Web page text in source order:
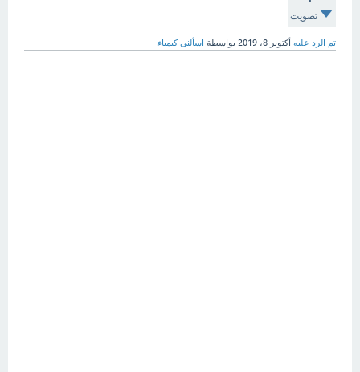
تصويت
تم الرد عليه أكتوبر 8، 2019 بواسطة اسألنى كيمياء